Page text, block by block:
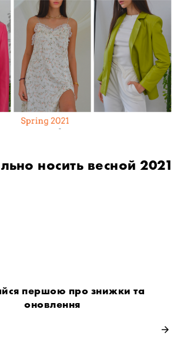
носить весной 2021
першою про знижки та
оновлення
arrow_forward